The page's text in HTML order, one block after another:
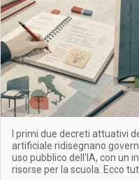
I primi due decreti attuativi
artificiale ridisegnano
uso pubblico dell’IA, con un
risorse per la scuola. Ecco